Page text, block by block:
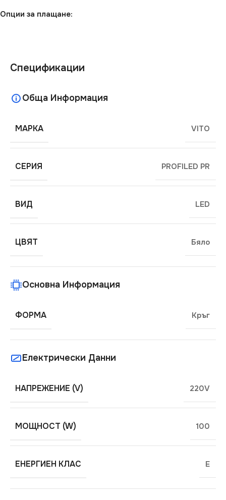
Опции за плащане:
Спецификации
Обща Информация
МАРКА VITO
СЕРИЯ PROFILED PR
ВИД LED
ЦВЯТ Бяло
Основна Информация
ФОРМА Кръг
Електрически Данни
НАПРЕЖЕНИЕ (V) 220V
МОЩНОСТ (W) 100
ЕНЕРГИЕН КЛАС E